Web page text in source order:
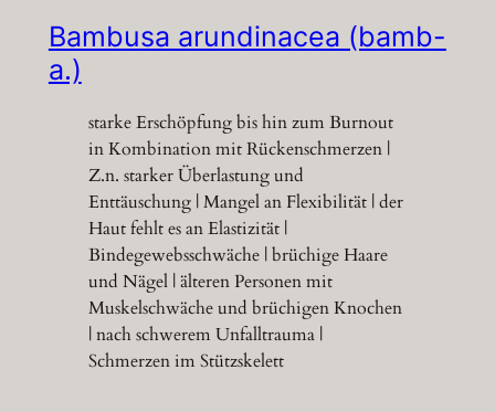
Bambusa arundinacea (bamb-
a.)
starke Erschöpfung bis hin zum Burnout
in Kombination mit Rückenschmerzen |
Z.n. starker Überlastung und
Enttäuschung | Mangel an Flexibilität | der
Haut fehlt es an Elastizität |
Bindegewebsschwäche | brüchige Haare
und Nägel | älteren Personen mit
Muskelschwäche und brüchigen Knochen
| nach schwerem Unfalltrauma |
Schmerzen im Stützskelett